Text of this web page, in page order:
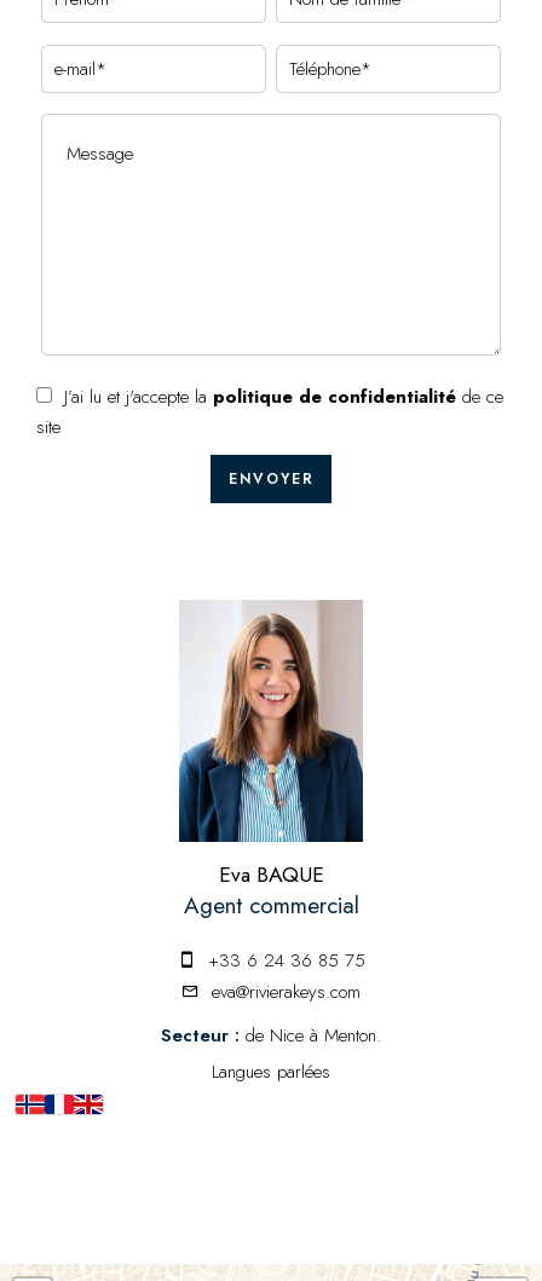
J’ai lu et j'accepte la politique de confidentialité de ce
site
ENVOYER
Eva BAQUE
Agent commercial
+33 6 24 36 85 75
eva@rivierakeys.com
Secteur : de Nice à Menton.
Langues parlées